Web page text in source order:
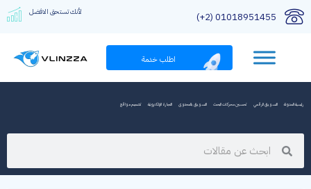
01018951455 (2+) لأنك تستحق الافضل
اطلب خدمة
رئيسية المدونة التسويق الرقمي تحسين محركات البحث التسويق بالمحتوى التجارة الإلكترونية تصميم مواقع